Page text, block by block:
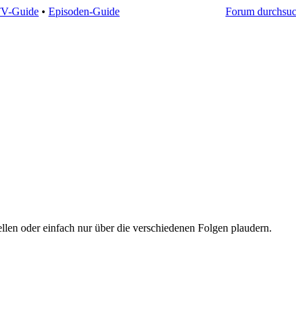
Guide • Episoden-Guide Forum
oder einfach nur über die verschiedenen Folgen plaudern.